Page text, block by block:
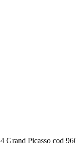
Grand Picasso cod